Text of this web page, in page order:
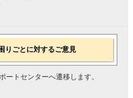
りごとに対するご意見
ートセンターへ遷移します。